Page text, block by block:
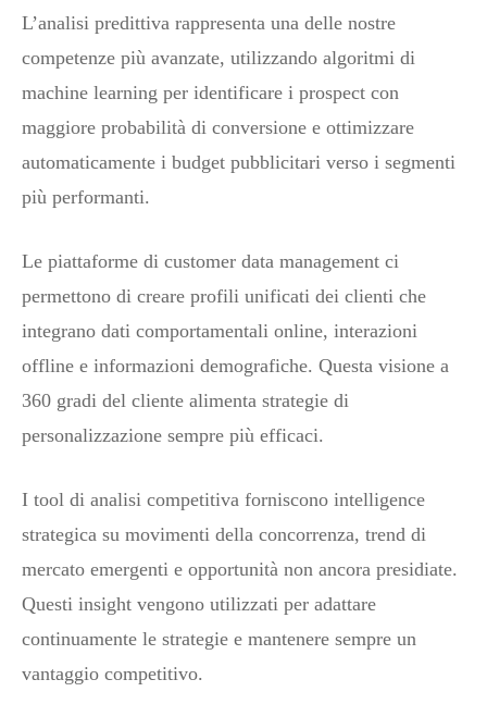
L’analisi predittiva rappresenta una delle nostre
competenze più avanzate, utilizzando algoritmi di
machine learning per identificare i prospect con
maggiore probabilità di conversione e ottimizzare
automaticamente i budget pubblicitari verso i segmenti
più performanti.
Le piattaforme di customer data management ci
permettono di creare profili unificati dei clienti che
integrano dati comportamentali online, interazioni
offline e informazioni demografiche. Questa visione a
360 gradi del cliente alimenta strategie di
personalizzazione sempre più efficaci.
I tool di analisi competitiva forniscono intelligence
strategica su movimenti della concorrenza, trend di
mercato emergenti e opportunità non ancora presidiate.
Questi insight vengono utilizzati per adattare
continuamente le strategie e mantenere sempre un
vantaggio competitivo.